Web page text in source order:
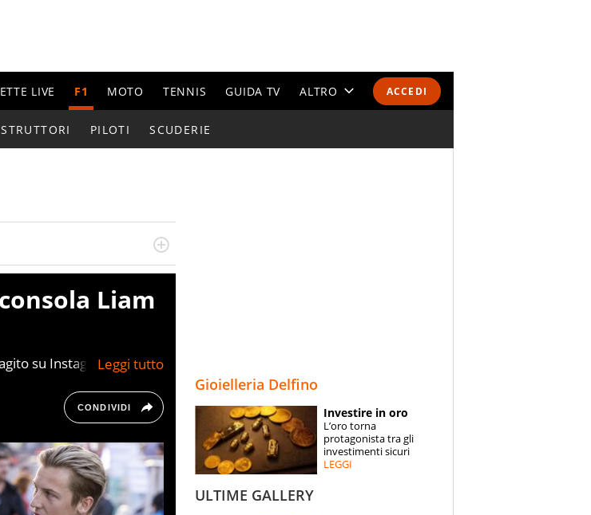
ACCEDI
LIVE F1 MOTO TENNIS GUIDA TV ALTRO
ESPERTI
CONTATTI
PILOTI SCUDERIE
lui sgasa, impenna, derapa. E
Liam
su Instagram alla
CONDIVIDI
Gioielleria Delfino
Investire in oro
L’oro torna
protagonista tra gli
investimenti sicuri
LEGGI
ULTIME GALLERY